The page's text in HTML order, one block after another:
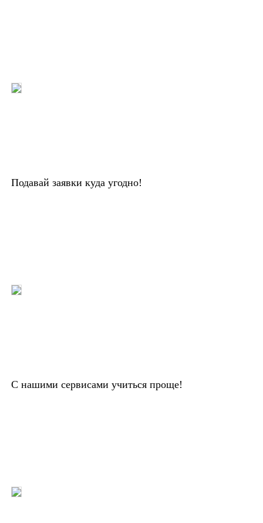
Подавай заявки куда угодно!
С нашими сервисами учиться проще!